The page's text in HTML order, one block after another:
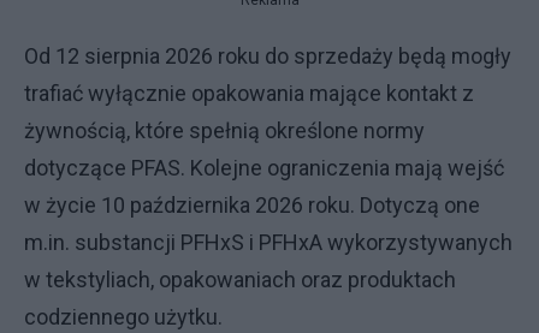
Od 12 sierpnia 2026 roku do sprzedaży będą mogły
trafiać wyłącznie opakowania mające kontakt z
żywnością, które spełnią określone normy
dotyczące PFAS. Kolejne ograniczenia mają wejść
w życie 10 października 2026 roku. Dotyczą one
m.in. substancji PFHxS i PFHxA wykorzystywanych
w tekstyliach, opakowaniach oraz produktach
codziennego użytku.